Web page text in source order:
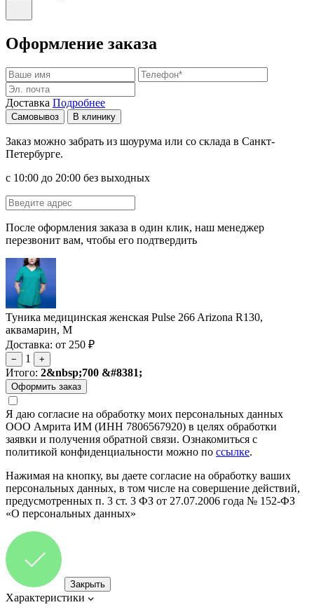
Оформление заказа
Доставка Подробнее
Самовывоз В клинику
Заказ можно забрать из шоурума или со склада в Санкт-
Петербурге.
с 10:00 до 20:00 без выходных
После оформления заказа в один клик, наш менеджер
перезвонит вам, чтобы его подтвердить
Туника медицинская женская Pulse 266 Arizona R130,
аквамарин, M
Доставка: от 250 ₽
− 1 +
Итого: 2&nbsp;700 &#8381;
Я даю согласие на обработку моих персональных данных
ООО Амрита ИМ (ИНН 7806567920) в целях обработки
заявки и получения обратной связи. Ознакомиться с
политикой конфиденциальности можно по ссылке.
Нажимая на кнопку, вы даете согласие на обработку ваших
персональных данных, в том числе на совершение действий,
предусмотренных п. 3 ст. 3 ФЗ от 27.07.2006 года № 152-ФЗ
«О персональных данных»
Закрыть
Характеристики